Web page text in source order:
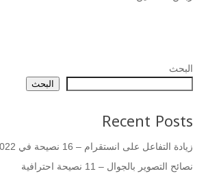
البحث
البحث
Recent Posts
زيادة التفاعل على انستقرام – 16 نصيحة في 2022
نصائح التصوير بالجوال – 11 نصيحة احترافية